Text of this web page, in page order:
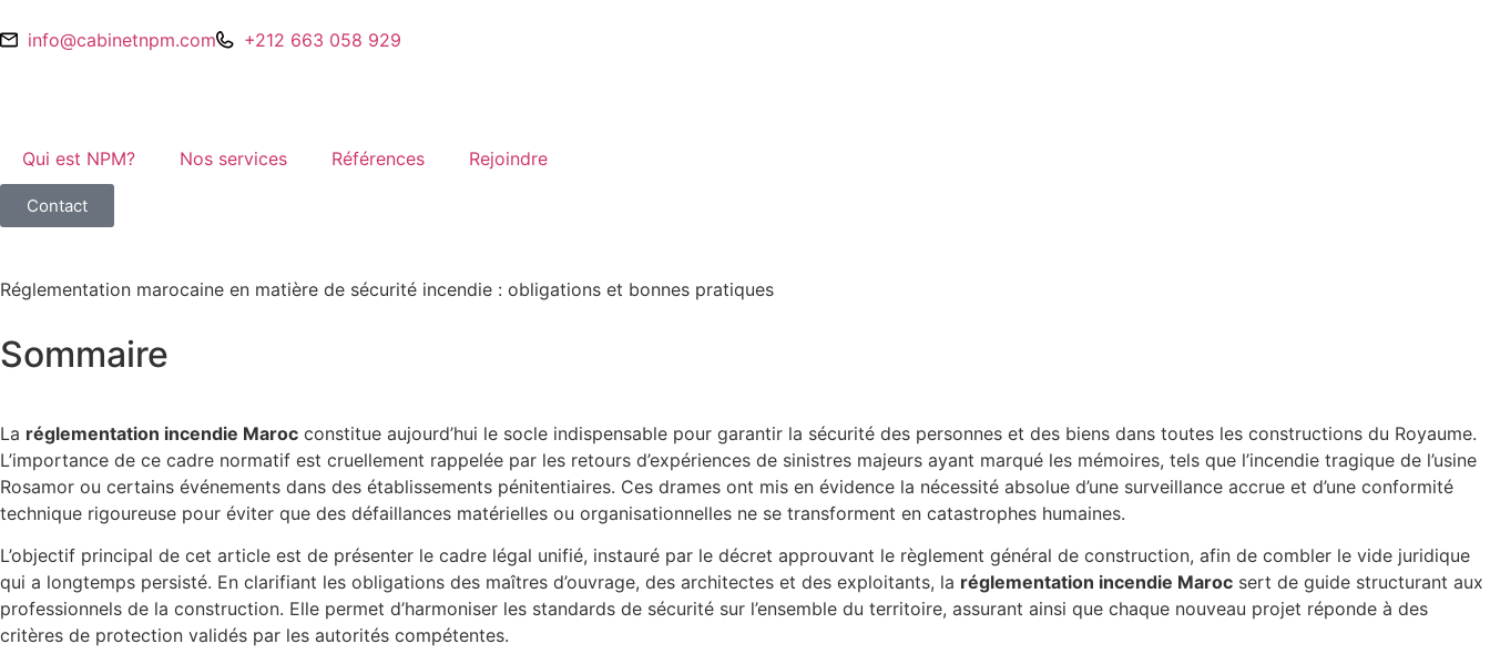
info@cabinetnpm.com +212 663 058 929
Qui est NPM? Nos services Références Rejoindre
Contact
Réglementation marocaine en matière de sécurité incendie : obligations et bonnes pratiques
Sommaire
La réglementation incendie Maroc constitue aujourd’hui le socle indispensable pour garantir la sécurité des personnes et des biens dans toutes les constructions du Royaume.
L’importance de ce cadre normatif est cruellement rappelée par les retours d’expériences de sinistres majeurs ayant marqué les mémoires, tels que l’incendie tragique de l’usine
Rosamor ou certains événements dans des établissements pénitentiaires. Ces drames ont mis en évidence la nécessité absolue d’une surveillance accrue et d’une conformité
technique rigoureuse pour éviter que des défaillances matérielles ou organisationnelles ne se transforment en catastrophes humaines.
L’objectif principal de cet article est de présenter le cadre légal unifié, instauré par le décret approuvant le règlement général de construction, afin de combler le vide juridique
qui a longtemps persisté. En clarifiant les obligations des maîtres d’ouvrage, des architectes et des exploitants, la réglementation incendie Maroc sert de guide structurant aux
professionnels de la construction. Elle permet d’harmoniser les standards de sécurité sur l’ensemble du territoire, assurant ainsi que chaque nouveau projet réponde à des
critères de protection validés par les autorités compétentes.